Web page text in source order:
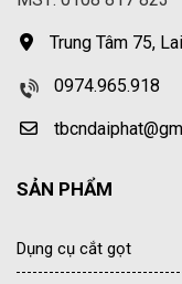
Trung Tâm 75,
0974.965.918
SẢN PHẨM
Dụng cụ cắt gọt